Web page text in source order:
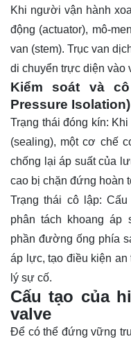
Khi người vận hành
động (actuator), mô-
van (stem). Trục van
di chuyển trực diện vào
Kiểm soát và
Pressure Isolation)
Trạng thái đóng kín:
(sealing), một cơ chế
chống lại áp suất của
cao bị chặn đứng hoàn
Trạng thái cô lập:
phân tách khoang áp
phần đường ống phía
áp lực, tạo điều kiện an
lý sự cố.
Cấu tạo của
valve
Để có thể đứng vững